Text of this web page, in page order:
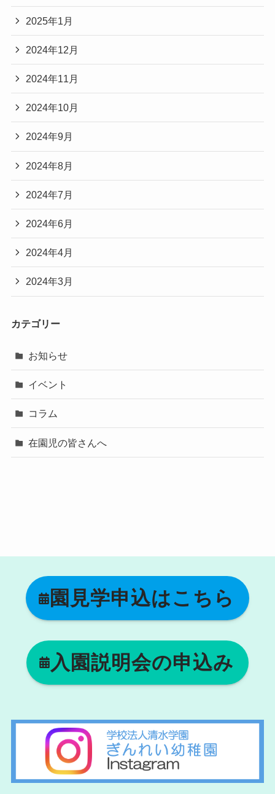
2025年1月
2024年12月
2024年11月
2024年10月
2024年9月
2024年8月
2024年7月
2024年6月
2024年4月
2024年3月
カテゴリー
お知らせ
イベント
コラム
在園児の皆さんへ
園見学申込はこちら
入園説明会の申込み